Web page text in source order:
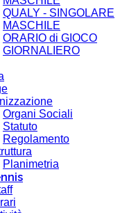
QUALY - SINGOLARE
MASCHILE
ORARIO di GIOCO
GIORNALIERO
Organi Sociali
Statuto
Regolamento
Planimetria